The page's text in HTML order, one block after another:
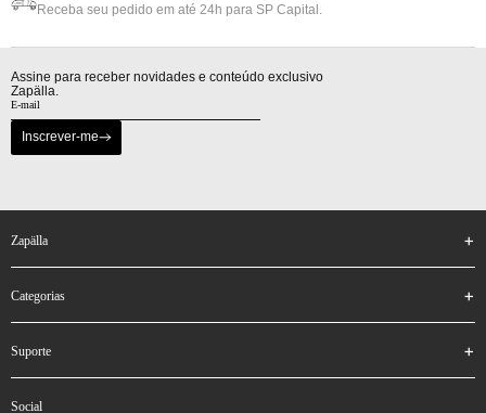
Receba seu pedido em até 24h para SP Capital.
Assine para receber novidades e conteúdo exclusivo
Zapälla.
Inscrever-me
zapälla
categorias
suporte
social